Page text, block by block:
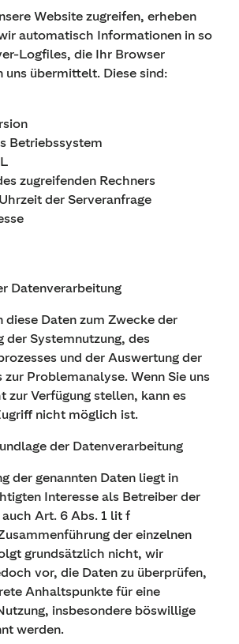
Website zugreifen, erheben
automatisch Informationen in so
Logfiles, die Ihr Browser
uns übermittelt. Diese sind:
Betriebssystem
zugreifenden Rechners
der Serveranfrage
Datenverarbeitung
diese Daten zum Zwecke der
der Systemnutzung, des
und der Auswertung der
Problemanalyse. Wenn Sie uns
zur Verfügung stellen, kann es
nicht möglich ist.
der Datenverarbeitung
der genannten Daten liegt in
Interesse als Betreiber der
Art. 6 Abs. 1 lit f
der einzelnen
grundsätzlich nicht, wir
vor, die Daten zu überprüfen,
Anhaltspunkte für eine
insbesondere böswillige
werden.